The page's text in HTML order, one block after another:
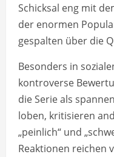
Schicksal eng mit
der enormen
gespalten über die
Besonders in
kontroverse
die Serie als
loben, kritisieren
„peinlich“ und
Reaktionen reichen